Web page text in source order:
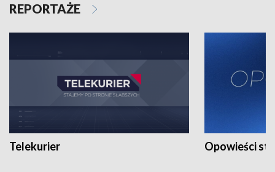
REPORTAŻE
Telekurier Opowieści